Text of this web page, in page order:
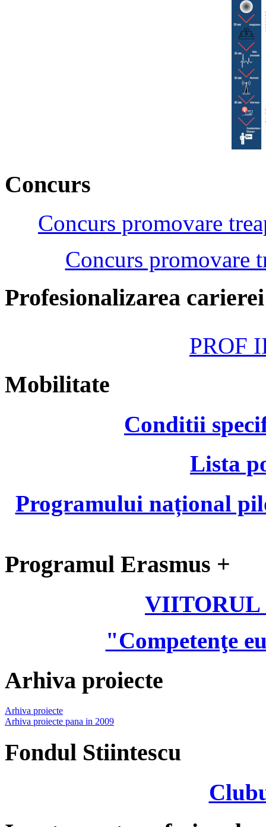
Concurs
Concurs promovare
Concurs promovare
Profesionalizarea
PROF
Mobilitate
Conditii
Lista
Programului național
Programul Erasmus +
VIITORUL
"Competenţe
Arhiva proiecte
Arhiva proiecte
Arhiva proiecte pana in 2009
Fondul Stiintescu